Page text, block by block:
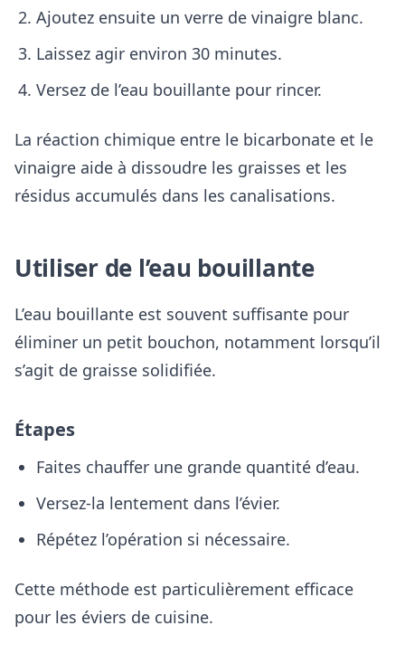
Ajoutez ensuite un verre de vinaigre blanc.
Laissez agir environ 30 minutes.
Versez de l’eau bouillante pour rincer.
La réaction chimique entre le bicarbonate et le
vinaigre aide à dissoudre les graisses et les
résidus accumulés dans les canalisations.
Utiliser de l’eau bouillante
L’eau bouillante est souvent suffisante pour
éliminer un petit bouchon, notamment lorsqu’il
s’agit de graisse solidifiée.
Étapes
Faites chauffer une grande quantité d’eau.
Versez-la lentement dans l’évier.
Répétez l’opération si nécessaire.
Cette méthode est particulièrement efficace
pour les éviers de cuisine.